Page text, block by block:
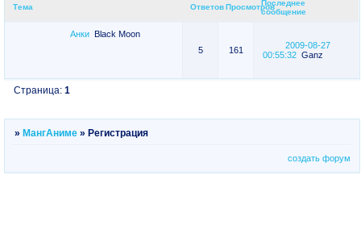
Тема ОтветовПросмотровПоследнее
сообщение
Анки Black Moon
5
161
2009-08-27
00:55:32 Ganz
Страница:1
»МангАниме »Регистрация
создать форум